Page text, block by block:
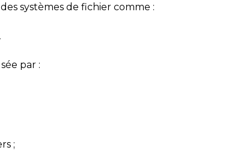
systèmes de fichier comme :
par :
;